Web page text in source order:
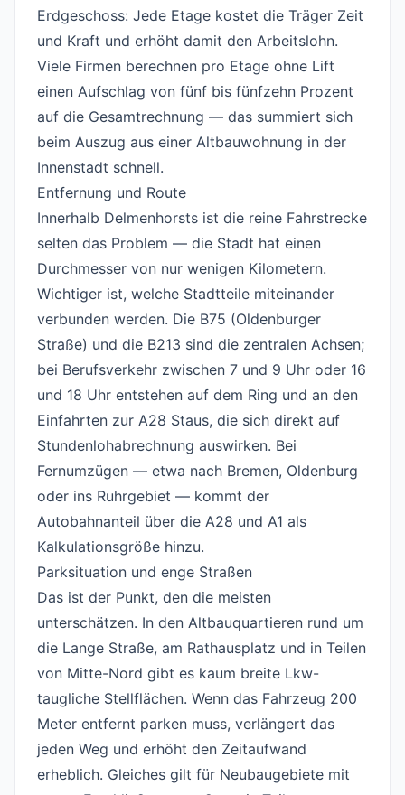
Erdgeschoss: Jede Etage kostet die Träger Zeit
und Kraft und erhöht damit den Arbeitslohn.
Viele Firmen berechnen pro Etage ohne Lift
einen Aufschlag von fünf bis fünfzehn Prozent
auf die Gesamtrechnung — das summiert sich
beim Auszug aus einer Altbauwohnung in der
Innenstadt schnell.
Entfernung und Route
Innerhalb Delmenhorsts ist die reine Fahrstrecke
selten das Problem — die Stadt hat einen
Durchmesser von nur wenigen Kilometern.
Wichtiger ist, welche Stadtteile miteinander
verbunden werden. Die B75 (Oldenburger
Straße) und die B213 sind die zentralen Achsen;
bei Berufsverkehr zwischen 7 und 9 Uhr oder 16
und 18 Uhr entstehen auf dem Ring und an den
Einfahrten zur A28 Staus, die sich direkt auf
Stundenlohabrechnung auswirken. Bei
Fernumzügen — etwa nach Bremen, Oldenburg
oder ins Ruhrgebiet — kommt der
Autobahnanteil über die A28 und A1 als
Kalkulationsgröße hinzu.
Parksituation und enge Straßen
Das ist der Punkt, den die meisten
unterschätzen. In den Altbauquartieren rund um
die Lange Straße, am Rathausplatz und in Teilen
von Mitte-Nord gibt es kaum breite Lkw-
taugliche Stellflächen. Wenn das Fahrzeug 200
Meter entfernt parken muss, verlängert das
jeden Weg und erhöht den Zeitaufwand
erheblich. Gleiches gilt für Neubaugebiete mit